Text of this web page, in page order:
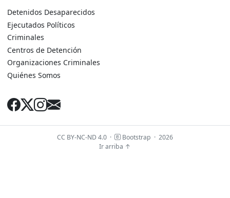
Detenidos Desaparecidos
Ejecutados Políticos
Criminales
Centros de Detención
Organizaciones Criminales
Quiénes Somos
CC BY-NC-ND 4.0 · Bootstrap · 2026
Ir arriba ↑